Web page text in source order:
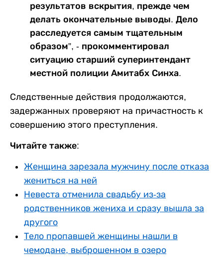
результатов вскрытия, прежде чем
делать окончательные выводы. Дело
расследуется самым тщательным
образом”, - прокомментировал
ситуацию старший суперинтендант
местной полиции Амитабх Синха.
Следственные действия продолжаются,
задержанных проверяют на причастность к
совершению этого преступления.
Читайте также:
Женщина зарезала мужчину после отказа
жениться на ней
Невеста отменила свадьбу из-за
родственников жениха и сразу вышла за
другого
Тело пропавшей женщины нашли в
чемодане, выброшенном в озеро